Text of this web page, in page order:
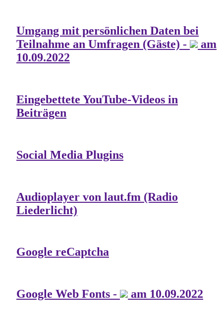
Umgang mit persönlichen Daten bei
Teilnahme an Umfragen (Gäste) -
am
10.09.2022
Eingebettete YouTube-Videos in
Beiträgen
Social Media Plugins
Audioplayer von laut.fm (Radio
Liederlicht)
Google reCaptcha
Google Web Fonts - am 10.09.2022